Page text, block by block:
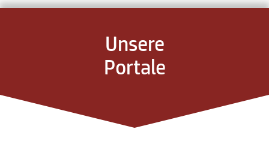
Unsere
Portale